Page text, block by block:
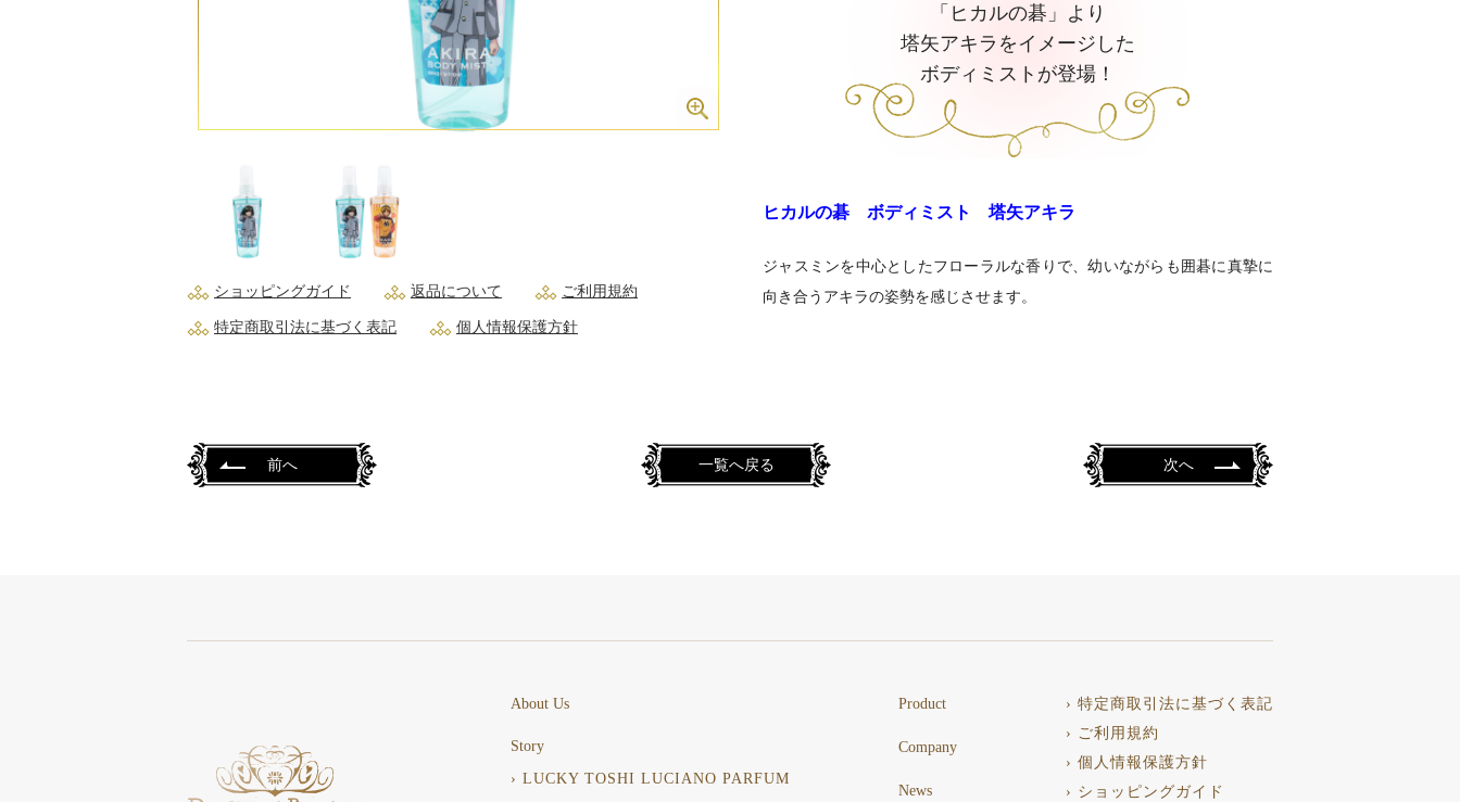
ショッピングガイド 返品について ご利用規約
特定商取引法に基づく表記 個人情報保護方針
「ヒカルの碁」より
塔矢アキラをイメージした
ボディミストが登場！
ヒカルの碁 ボディミスト 塔矢アキラ
ジャスミンを中心としたフローラルな香りで、幼いながらも囲碁に真摯に
向き合うアキラの姿勢を感じさせます。
前へ 一覧へ戻る 次へ
About Us
Story
› LUCKY TOSHI LUCIANO PARFUM
Product
Company
News
› 特定商取引法に基づく表記
› ご利用規約
› 個人情報保護方針
› ショッピングガイド